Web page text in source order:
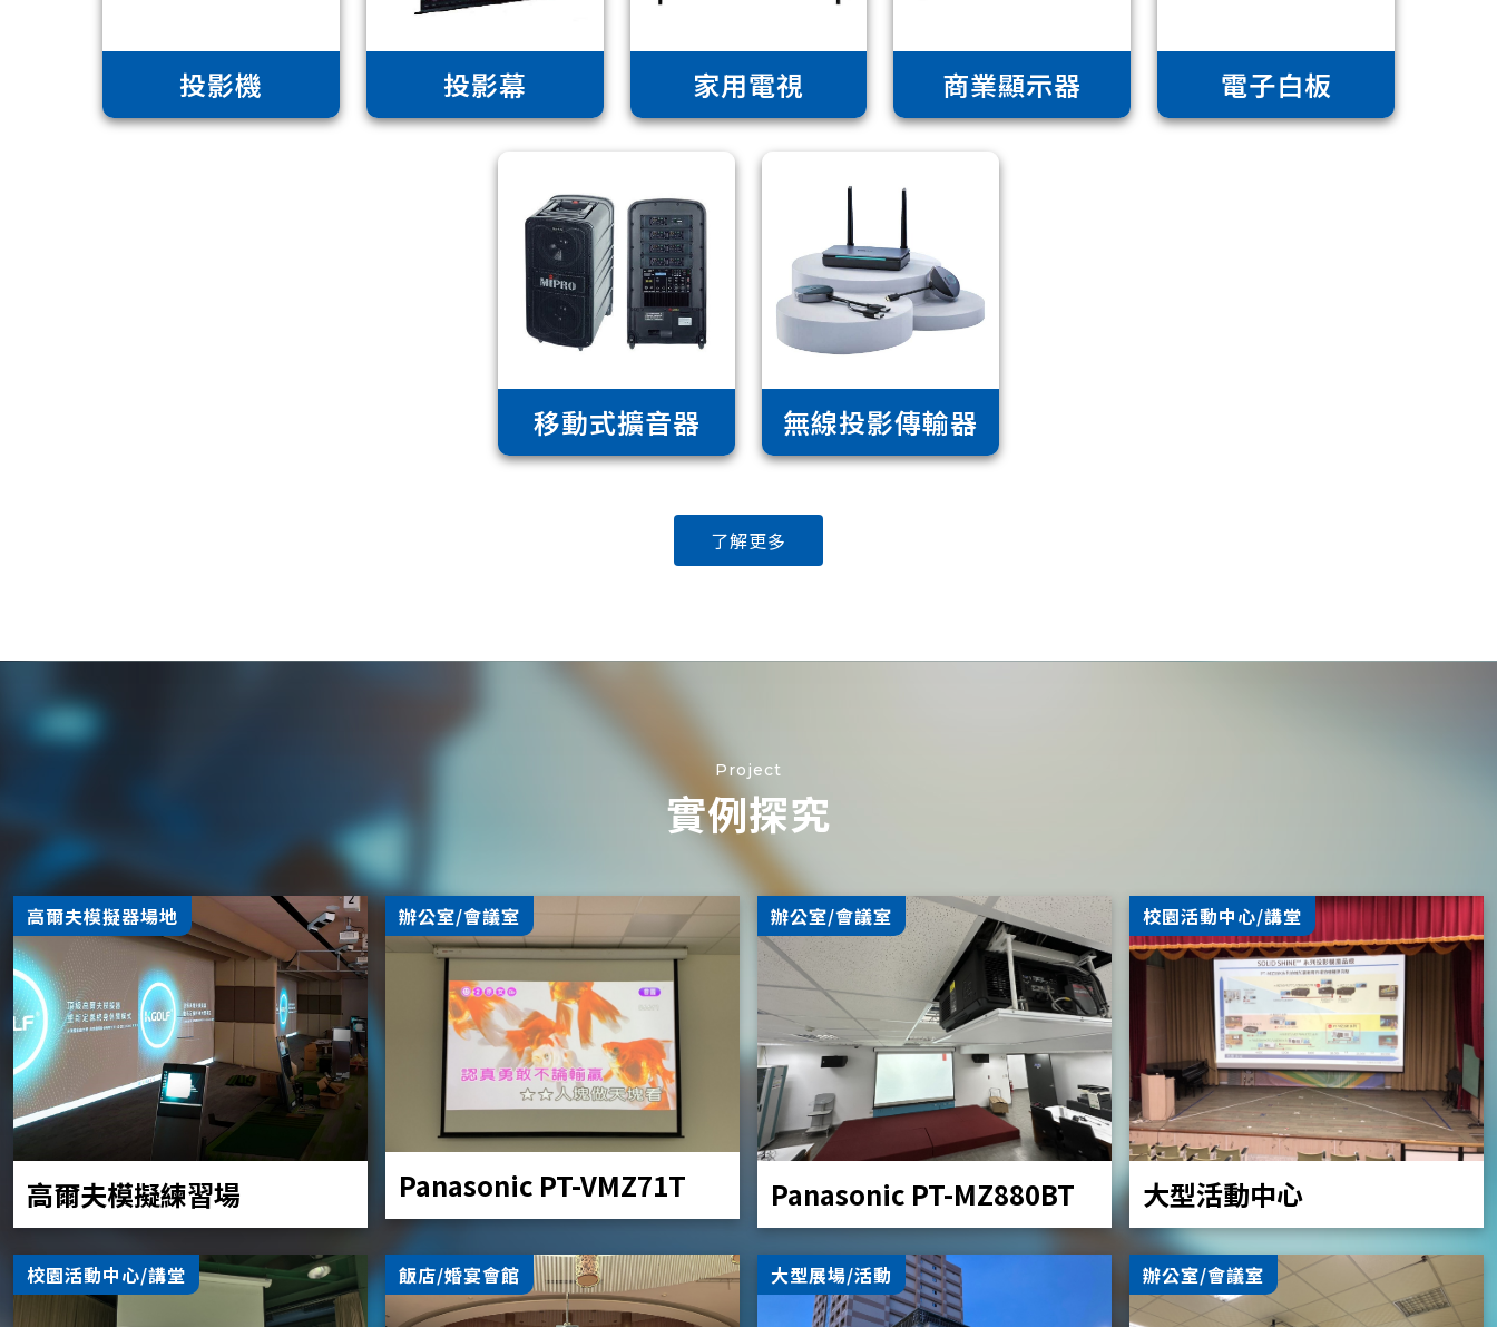
投影機 投影幕 家用電視 商業顯示器 電子白板
移動式擴音器 無線投影傳輸器
了解更多
Project
實例探究
高爾夫模擬器場地
高爾夫模擬練習場
辦公室/會議室
Panasonic PT-VMZ71T
辦公室/會議室
Panasonic PT-MZ880BT
校園活動中心/講堂
大型活動中心
校園活動中心/講堂 飯店/婚宴會館 大型展場/活動 辦公室/會議室